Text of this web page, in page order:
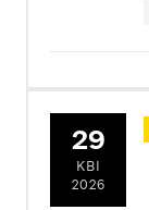
29
КВІ
2026